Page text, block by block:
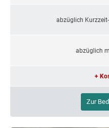
abzüglich
abzüglich
+
Zur